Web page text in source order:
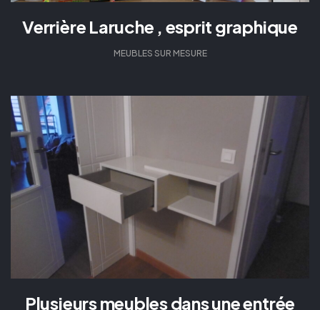
Verrière Laruche , esprit graphique
MEUBLES SUR MESURE
Plusieurs meubles dans une entrée